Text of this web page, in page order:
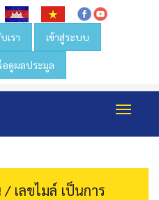
เรา เข้าสู่ระบบ
อดูผลประมูล
เลขไมล์ เป็นการ